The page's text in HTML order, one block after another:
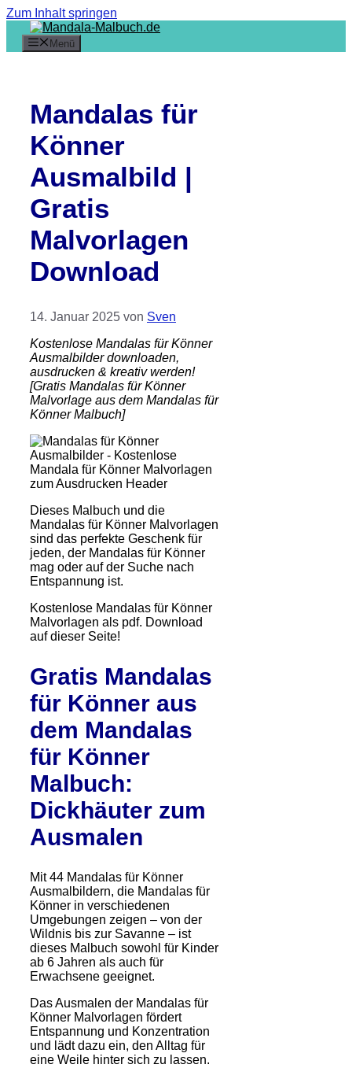
Zum Inhalt springen
Menü
Mandalas für
Könner
Ausmalbild |
Gratis
Malvorlagen
Download
14. Januar 2025 von Sven
Kostenlose Mandalas für Könner
Ausmalbilder downloaden,
ausdrucken & kreativ werden!
[Gratis Mandalas für Könner
Malvorlage aus dem Mandalas für
Könner Malbuch]
Dieses Malbuch und die
Mandalas für Könner Malvorlagen
sind das perfekte Geschenk für
jeden, der Mandalas für Könner
mag oder auf der Suche nach
Entspannung ist.
Kostenlose Mandalas für Könner
Malvorlagen als pdf. Download
auf dieser Seite!
Gratis Mandalas
für Könner aus
dem Mandalas
für Könner
Malbuch:
Dickhäuter zum
Ausmalen
Mit 44 Mandalas für Könner
Ausmalbildern, die Mandalas für
Könner in verschiedenen
Umgebungen zeigen – von der
Wildnis bis zur Savanne – ist
dieses Malbuch sowohl für Kinder
ab 6 Jahren als auch für
Erwachsene geeignet.
Das Ausmalen der Mandalas für
Könner Malvorlagen fördert
Entspannung und Konzentration
und lädt dazu ein, den Alltag für
eine Weile hinter sich zu lassen.